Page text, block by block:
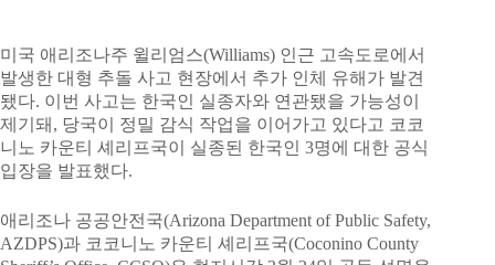
미국 애리조나주 윌리엄스(Williams) 인근 고속도로에서
발생한 대형 추돌 사고 현장에서 추가 인체 유해가 발견
됐다. 이번 사고는 한국인 실종자와 연관됐을 가능성이
제기돼, 당국이 정밀 감식 작업을 이어가고 있다고 코코
니노 카운티 셰리프국이 실종된 한국인 3명에 대한 공식
입장을 발표했다.
애리조나 공공안전국(Arizona Department of Public Safety,
AZDPS)과 코코니노 카운티 셰리프국(Coconino County